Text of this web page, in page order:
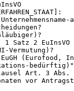
1 Satz 2 EuInsVO
Vermutung)?
(Eurofood,
Art. 3 Abs.
vor